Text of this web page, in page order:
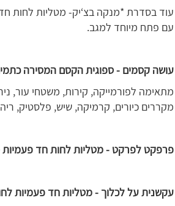
עוד בסדרת *מנקה בצ‘יק- מטליות לחות
עם פתח מיוחד למגב.
עושה קסמים - ספוגית הקסם המסירה
מתאימה לפורמייקה, קירות, משטחי עור,
מקררים כיורים, קרמיקה, שיש, פלסטיק,
פרפקט לפרקט - מטליות לחות חד פעמיות
עקשנית על לכלוך - מטליות חד פעמיות